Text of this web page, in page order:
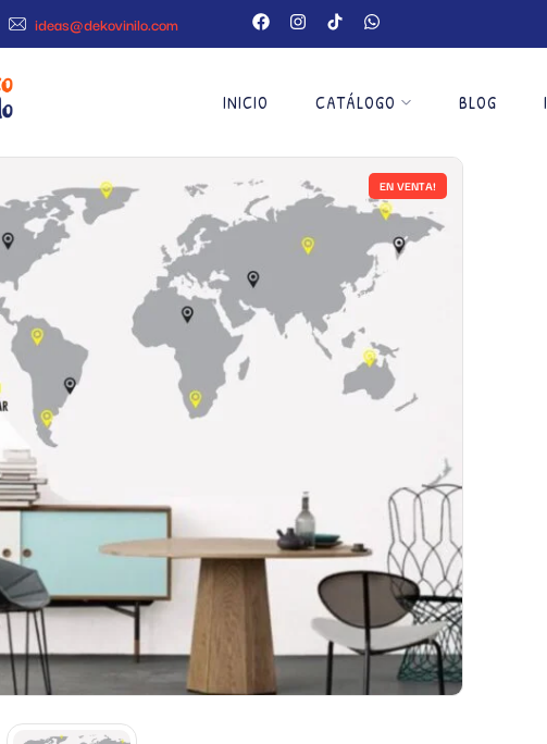
ideas@dekovinilo.com
INICIO CATÁLOGO BLOG
EN VENTA!